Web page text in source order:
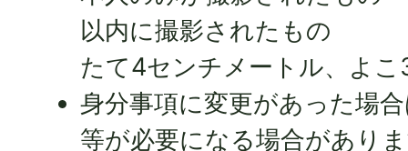
以内に撮影されたもの
たて4センチメートル、よ
身分事項に変更があった場
等が必要になる場合があり